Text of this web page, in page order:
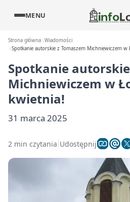
MENU
Strona główna Wiadomości
Spotkanie autorskie z Tomaszem Michniewiczem w
Spotkanie
Michniewiczem w
kwietnia!
31 marca 2025
2 min czytania Udostępnij